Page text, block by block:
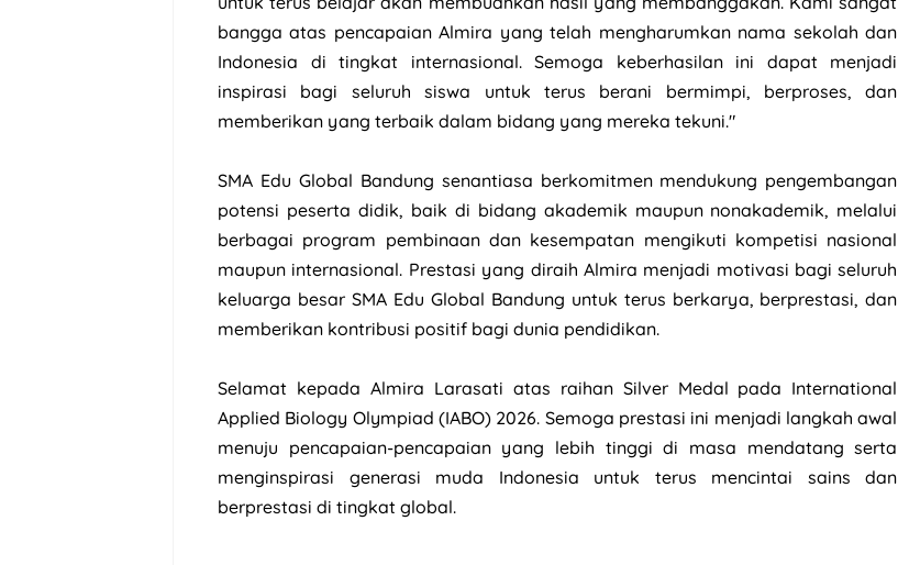
bangga atas pencapaian Almira yang telah mengharumkan nama sekolah dan
Indonesia di tingkat internasional. Semoga keberhasilan ini dapat menjadi
inspirasi bagi seluruh siswa untuk terus berani bermimpi, berproses, dan
memberikan yang terbaik dalam bidang yang mereka tekuni."
SMA Edu Global Bandung senantiasa berkomitmen mendukung pengembangan
potensi peserta didik, baik di bidang akademik maupun nonakademik, melalui
berbagai program pembinaan dan kesempatan mengikuti kompetisi nasional
maupun internasional. Prestasi yang diraih Almira menjadi motivasi bagi seluruh
keluarga besar SMA Edu Global Bandung untuk terus berkarya, berprestasi, dan
memberikan kontribusi positif bagi dunia pendidikan.
Selamat kepada Almira Larasati atas raihan Silver Medal pada International
Applied Biology Olympiad (IABO) 2026. Semoga prestasi ini menjadi langkah awal
menuju pencapaian-pencapaian yang lebih tinggi di masa mendatang serta
menginspirasi generasi muda Indonesia untuk terus mencintai sains dan
berprestasi di tingkat global.